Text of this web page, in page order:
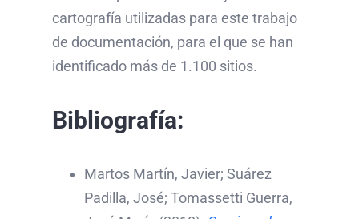
cartografía utilizadas para este trabajo
de documentación, para el que se han
identificado más de 1.100 sitios.
Bibliografía:
Martos Martín, Javier; Suárez
Padilla, José; Tomassetti Guerra,